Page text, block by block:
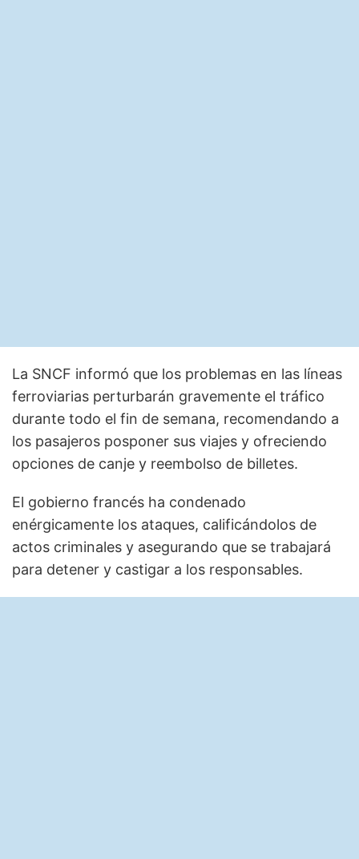
La SNCF informó que los problemas en las líneas
ferroviarias perturbarán gravemente el tráfico
durante todo el fin de semana, recomendando a
los pasajeros posponer sus viajes y ofreciendo
opciones de canje y reembolso de billetes.
El gobierno francés ha condenado
enérgicamente los ataques, calificándolos de
actos criminales y asegurando que se trabajará
para detener y castigar a los responsables.